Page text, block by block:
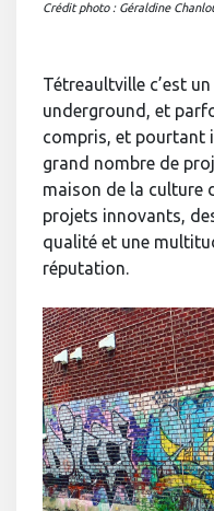
Crédit photo : Géraldine
Tétreaultville c’est
underground, et
compris, et pourtant
grand nombre de
maison de la culture
projets innovants,
qualité et une
réputation.